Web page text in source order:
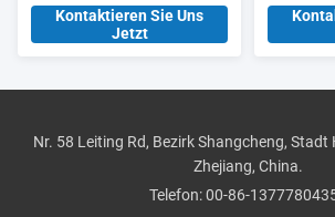
Manuelle
Aluminiumlegierung Körper
Kontaktieren Sie Uns
Jetzt
Nr. 58 Leiting Rd, Bezirk Shangcheng,
Zhejiang, China.
Telefon:00-86-